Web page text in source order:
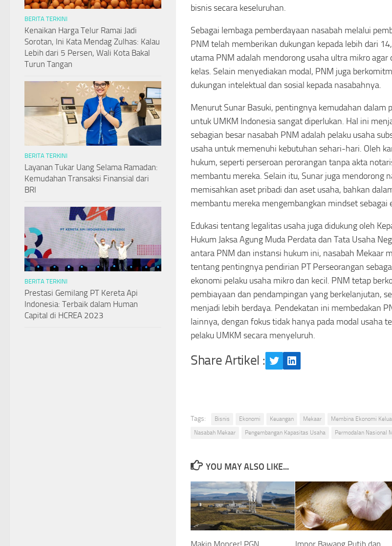
bisnis secara keseluruhan.
Sebagai lembaga pemberdayaan nasabah melalui
PNM telah memberikan dukungan kepada lebih dari
utama PNM adalah mendorong usaha ultra mikro agar
kelas. Selain menyediakan modal, PNM juga
dukungan intelektual dan sosial kepada nasabahnya.
Menurut Sunar Basuki, pentingnya kemudahan dalam
untuk UMKM Indonesia sangat diperlukan. Hal ini
sebagian besar nasabah PNM adalah pelaku usaha
usaha untuk memenuhi kebutuhan sehari-hari. Oleh
hukum, seperti perseroan perorangan tanpa akta
membantu mereka. Selain itu, Sunar juga mendorong
memisahkan aset pribadi dan aset usaha, bahkan
membantu mereka mengembangkan mindset sebagai
Edukasi tentang legalitas usaha juga didukung oleh
Hukum Jaksa Agung Muda Perdata dan Tata Usaha
antara PNM dan instansi hukum ini, nasabah Mekaar
tentang pentingnya pendirian PT Perseorangan
ekonomi pelaku usaha mikro dan kecil. PNM tetap
pembiayaan dan pendampingan yang berkelanjutan,
menjadi lebih berdaya. Pendekatan ini membedakan
lainnya, dengan fokus tidak hanya pada modal usaha
pelaku UMKM secara menyeluruh.
Share Artikel : TwitterLinkedIn
Tags: Bisnis Ekonomi Keuangan Mekaar Membina Ekonomi
Nasabah Mekaar
Pengembangan Kapasitas Usaha Permodalan Nasional
YOU MAY ALSO LIKE...
BERITA TERKINI
Kenaikan Harga Telur Ramai Jadi
Sorotan, Ini Kata Mendag Zulhas: Kalau
Lebih dari 5 Persen, Wali Kota Bakal
Turun Tangan
BERITA TERKINI
Layanan Tukar Uang Selama Ramadan:
Kemudahan Transaksi Finansial dari
BRI
BERITA TERKINI
Prestasi Gemilang PT Kereta Api
Indonesia: Terbaik dalam Human
Capital di HCREA 2023